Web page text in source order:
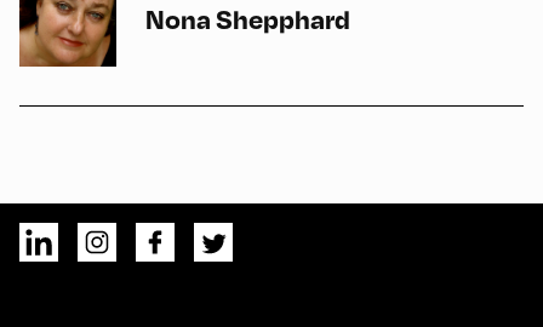
Nona Shepphard